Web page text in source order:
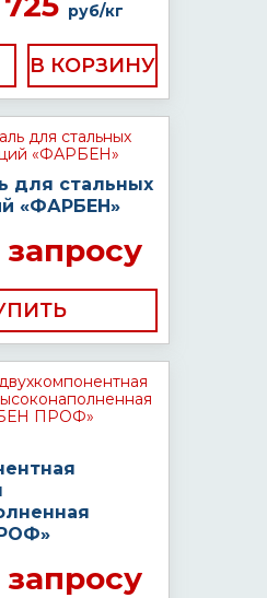
руб/кг
для стальных
«ФАРБЕН»